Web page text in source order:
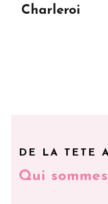
Charleroi
DE LA TETE
Qui